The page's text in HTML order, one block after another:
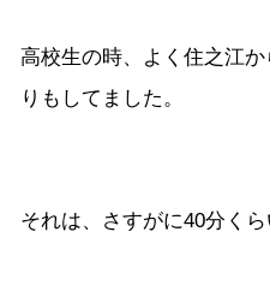
高校生の時、よく住之江
りもしてました。
それは、さすがに40分くら